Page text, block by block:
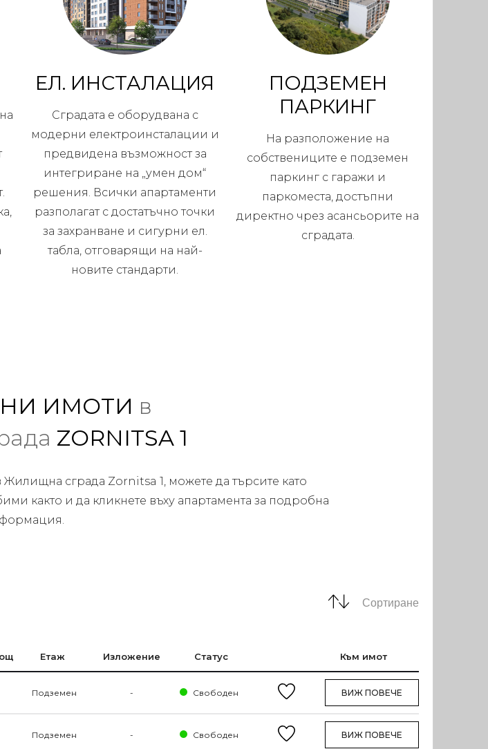
ЕЛ. ИНСТАЛАЦИЯ
Сградата е оборудвана с
модерни електроинсталации и
предвидена възможност за
интегриране на „умен дом“
решения. Всички апартаменти
разполагат с достатъчно точки
за захранване и сигурни ел.
табла, отговарящи на най-
новите стандарти.
ПОДЗЕМЕН
ПАРКИНГ
На разположение на
собствениците е подземен
паркинг с гаражи и
паркоместа, достъпни
директно чрез асансьорите на
сградата.
ИМОТИ в
ZORNITSA 1
сграда Zornitsa 1, можете да търсите като
както и да кликнете въху апартамента за подробна
Сортиране
Етаж Изложение Статус Към имот
Подземен - Свободен ВИЖ ПОВЕЧЕ
Подземен - Свободен ВИЖ ПОВЕЧЕ